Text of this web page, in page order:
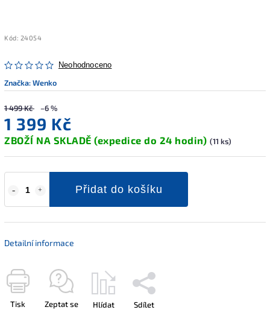
Kód: 24054
Neohodnoceno
Značka:Wenko
1 499 Kč –6 %
1 399 Kč
ZBOŽÍ NA SKLADĚ (expedice do 24 hodin) (11 ks)
Přidat do košíku
Detailní informace
Tisk Zeptat se Hlídat Sdílet